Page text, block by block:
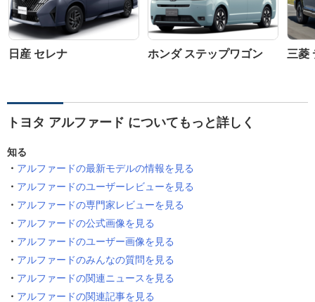
日産 セレナ ホンダ ステップワゴン 三菱
トヨタ アルファード についてもっと詳しく
知る
アルファードの最新モデルの情報を見る
アルファードのユーザーレビューを見る
アルファードの専門家レビューを見る
アルファードの公式画像を見る
アルファードのユーザー画像を見る
アルファードのみんなの質問を見る
アルファードの関連ニュースを見る
アルファードの関連記事を見る